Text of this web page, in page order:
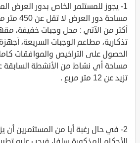
1- يجوز للمستثمر الخاص بدور العرض
مساحة دور
أكثر من الآتي : محل وجبات خفيفة،
تذكارية، مطاعم الوجبات السريعة،
الحصول على التراخيص والموافقات
تزيد عن 12 متر مربع .
2- في حال رغبة أيا من المستثمرين أن